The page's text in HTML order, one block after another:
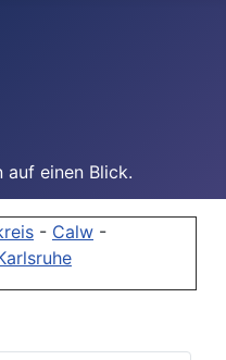
auf einen Blick.
- Calw -